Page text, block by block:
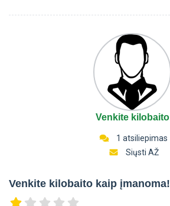
Venkite kilobaito
1 atsiliepimas
Siųsti AŽ
Venkite kilobaito kaip įmanoma!